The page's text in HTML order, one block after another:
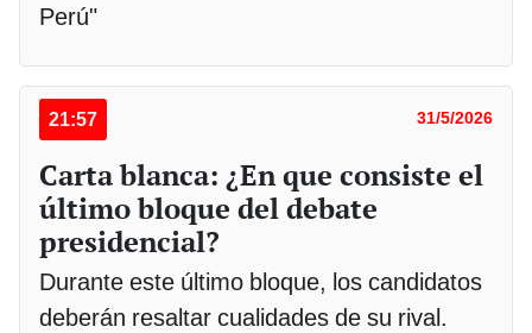
Perú"
21:57 31/5/2026
Carta blanca: ¿En que consiste el
último bloque del debate
presidencial?
Durante este último bloque, los candidatos
deberán resaltar cualidades de su rival.